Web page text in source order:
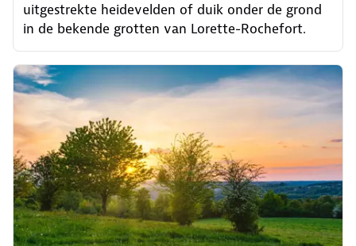
uitgestrekte heidevelden of duik onder de grond
in de bekende grotten van Lorette-Rochefort.